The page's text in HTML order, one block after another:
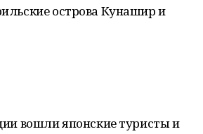
острова Кунашир и
вошли японские туристы и